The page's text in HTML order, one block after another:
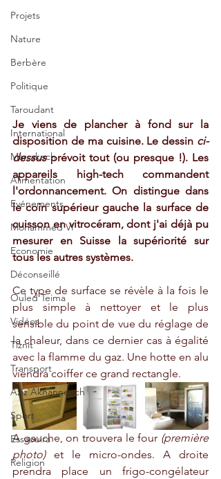
Projets
Nature
Berbère
Politique
Taroudant
International
Marrakech
Alimentation
Evénements
Mohammed VI
Economie
Déconseillé
Ouled Teima
Vidéos
Tiznit
Transport
Aziz Akhannouch
Sport
Essaouira
Religion
Je viens de plancher à fond sur la
disposition de ma cuisine. Le dessin ci-
dessus prévoit tout (ou presque !). Les
appareils high-tech commandent
l'ordonnancement. On distingue dans
le coin supérieur gauche la surface de
cuisson en vitrocéram, dont j'ai déjà pu
mesurer en Suisse la supériorité sur
tous les autres systèmes.
Ce type de surface se révèle à la fois le
plus simple à nettoyer et le plus
sensible du point de vue du réglage de
la chaleur, dans ce dernier cas à égalité
avec la flamme du gaz. Une hotte en alu
viendra coiffer ce grand rectangle.
A gauche, on trouvera le four (première
photo) et le micro-ondes. A droite
prendra place un frigo-congélateur